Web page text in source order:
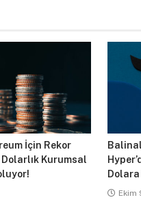
İçin Rekor
Kurumsal
Dolara
Ekim